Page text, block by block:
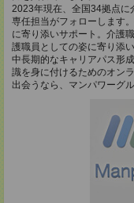
2023年現在、全国34拠点に
専任担当がフォローします
に寄り添いサポート。介護
護職員としての姿に寄り添
中長期的なキャリアパス形
識を身に付けるためのオン
出会うなら、マンパワーグ